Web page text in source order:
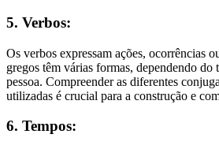
5. Verbos:
Os verbos expressam ações, ocorrências
gregos têm várias formas, dependendo do
pessoa. Compreender as diferentes
utilizadas é crucial para a construção e
6. Tempos: